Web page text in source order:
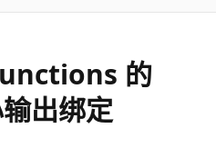
的
出绑定